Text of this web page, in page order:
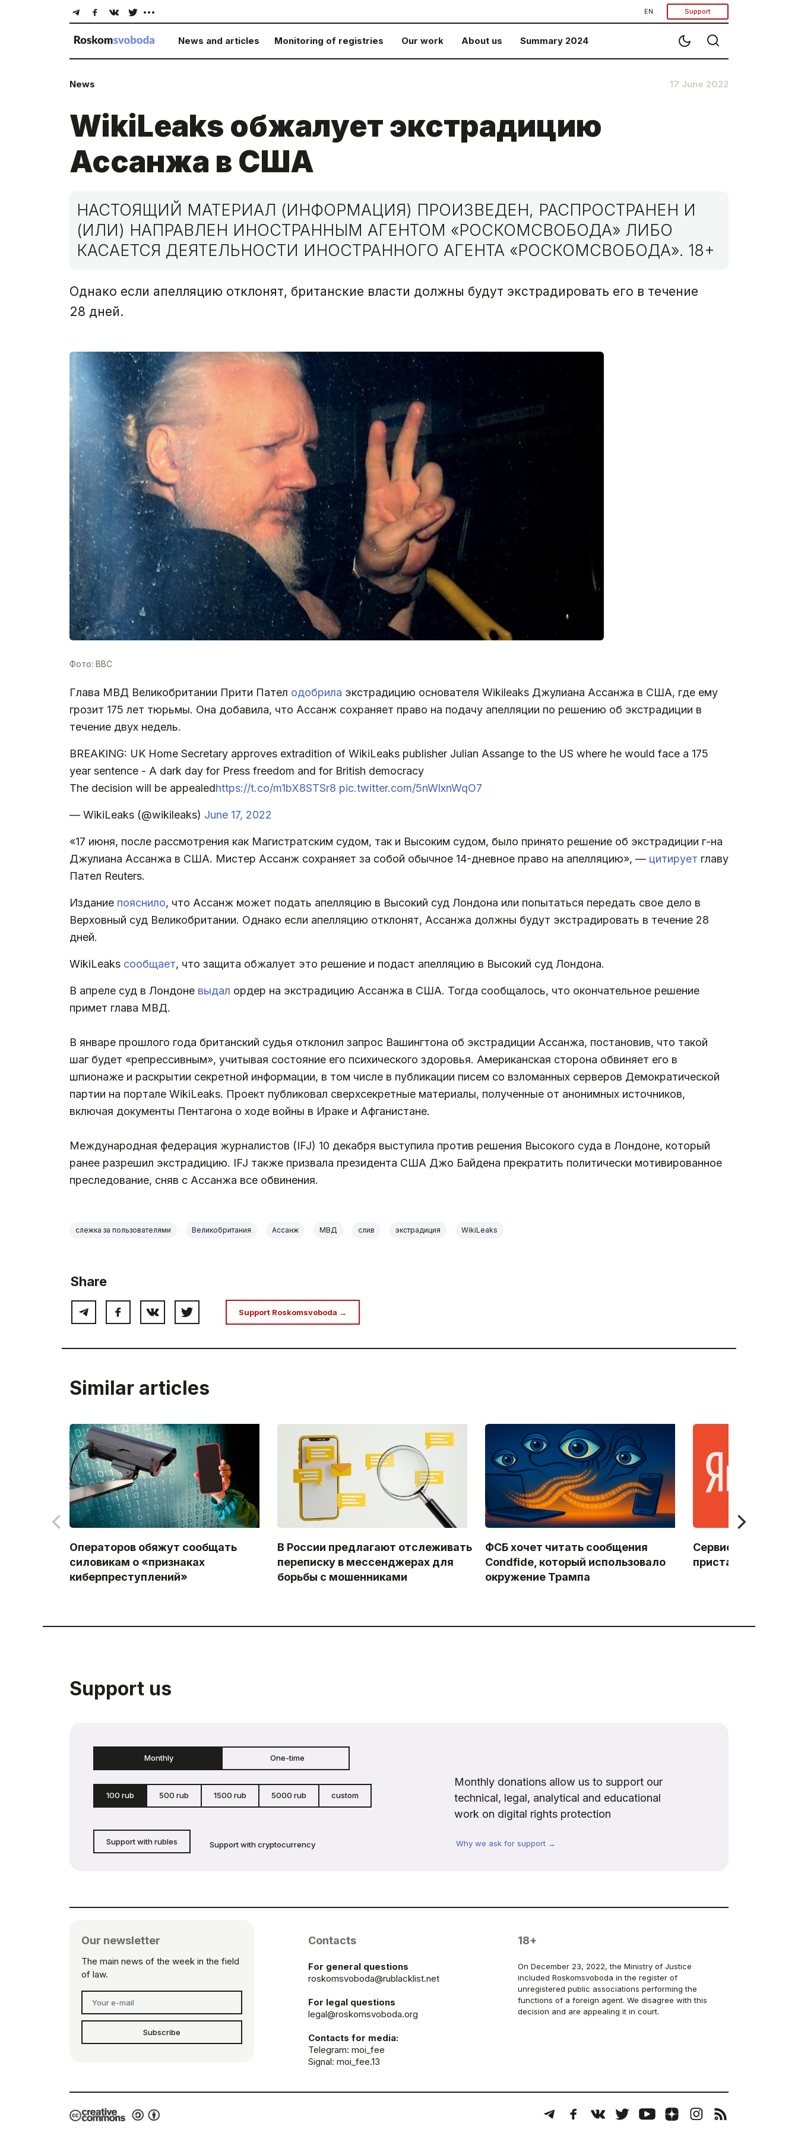
EN Support
News and articles Monitoring of registries Our work About us Summary 2024
News 17 June 2022
WikiLeaks обжалует экстрадицию
Ассанжа в США
НАСТОЯЩИЙ МАТЕРИАЛ (ИНФОРМАЦИЯ) ПРОИЗВЕДЕН, РАСПРОСТРАНЕН И
(ИЛИ) НАПРАВЛЕН ИНОСТРАННЫМ АГЕНТОМ «РОСКОМСВОБОДА» ЛИБО
КАСАЕТСЯ ДЕЯТЕЛЬНОСТИ ИНОСТРАННОГО АГЕНТА «РОСКОМСВОБОДА». 18+
Однако если апелляцию отклонят, британские власти должны будут экстрадировать его в течение
28 дней.
Фото: BBC
Глава МВД Великобритании Прити Пател одобрила экстрадицию основателя Wikileaks Джулиана Ассанжа в США, где ему
грозит 175 лет тюрьмы. Она добавила, что Ассанж сохраняет право на подачу апелляции по решению об экстрадиции в
течение двух недель.
BREAKING: UK Home Secretary approves extradition of WikiLeaks publisher Julian Assange to the US where he would face a 175
year sentence - A dark day for Press freedom and for British democracy
The decision will be appealedhttps://t.co/m1bX8STSr8 pic.twitter.com/5nWlxnWqO7
— WikiLeaks (@wikileaks) June 17, 2022
«17 июня, после рассмотрения как Магистратским судом, так и Высоким судом, было принято решение об экстрадиции г-на
Джулиана Ассанжа в США. Мистер Ассанж сохраняет за собой обычное 14-дневное право на апелляцию», — цитирует главу
Пател Reuters.
Издание пояснило, что Ассанж может подать апелляцию в Высокий суд Лондона или попытаться передать свое дело в
Верховный суд Великобритании. Однако если апелляцию отклонят, Ассанжа должны будут экстрадировать в течение 28
дней.
WikiLeaks сообщает, что защита обжалует это решение и подаст апелляцию в Высокий суд Лондона.
В апреле суд в Лондоне выдал ордер на экстрадицию Ассанжа в США. Тогда сообщалось, что окончательное решение
примет глава МВД.
В январе прошлого года британский судья отклонил запрос Вашингтона об экстрадиции Ассанжа, постановив, что такой
шаг будет «репрессивным», учитывая состояние его психического здоровья. Американская сторона обвиняет его в
шпионаже и раскрытии секретной информации, в том числе в публикации писем со взломанных серверов Демократической
партии на портале WikiLeaks. Проект публиковал сверхсекретные материалы, полученные от анонимных источников,
включая документы Пентагона о ходе войны в Ираке и Афганистане.
Международная федерация журналистов (IFJ) 10 декабря выступила против решения Высокого суда в Лондоне, который
ранее разрешил экстрадицию. IFJ также призвала президента США Джо Байдена прекратить политически мотивированное
преследование, сняв с Ассанжа все обвинения.
слежка за пользователями Великобритания Ассанж МВД слив экстрадиция WikiLeaks
Share
Support Roskomsvoboda →
Similar articles
Операторов обяжут сообщать
силовикам о «признаках
киберпреступлений»
В России предлагают отслеживать
переписку в мессенджерах для
борьбы с мошенниками
ФСБ хочет читать сообщения
Condfide, который использовало
окружение Трампа
Сервисы
пристальным
Support us
Monthly One-time
100 rub 500 rub 1500 rub 5000 rub custom
Support with rubles Support with cryptocurrency
Monthly donations allow us to support our
technical, legal, analytical and educational
work on digital rights protection
Why we ask for support →
Our newsletter
The main news of the week in the field
of law.
Subscribe
Contacts
For general questions
roskomsvoboda@rublacklist.net
For legal questions
legal@roskomsvoboda.org
Contacts for media:
Telegram: moi_fee
Signal: moi_fee.13
18+
On December 23, 2022, the Ministry of Justice
included Roskomsvoboda in the register of
unregistered public associations performing the
functions of a foreign agent. We disagree with this
decision and are appealing it in court.